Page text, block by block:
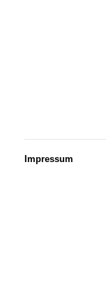
Impressum